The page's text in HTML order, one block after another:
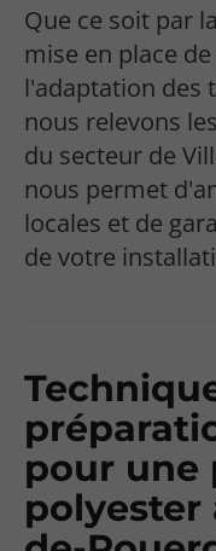
Que ce soit par
mise en place
l'adaptation des
nous relevons
du secteur de
nous permet
locales et de
de votre
pour une
polyester